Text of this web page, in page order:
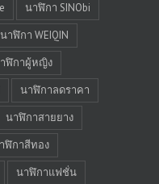
นาฬิกา SINObi
นาฬิกา WEIQIN
ฬิกาผู้หญิง
นาฬิกาลดราคา
นาฬิกาสายยาง
ฬิกาสีทอง
นาฬิกาแฟชั่น